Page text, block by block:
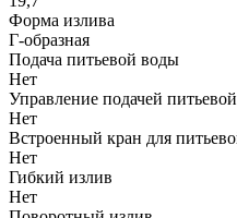
Форма излива
Г-образная
Подача питьевой воды
Нет
Управление подачей
Нет
Встроенный кран для
Нет
Гибкий излив
Нет